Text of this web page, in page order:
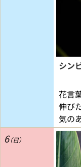
シン
花言
伸び
気の
6